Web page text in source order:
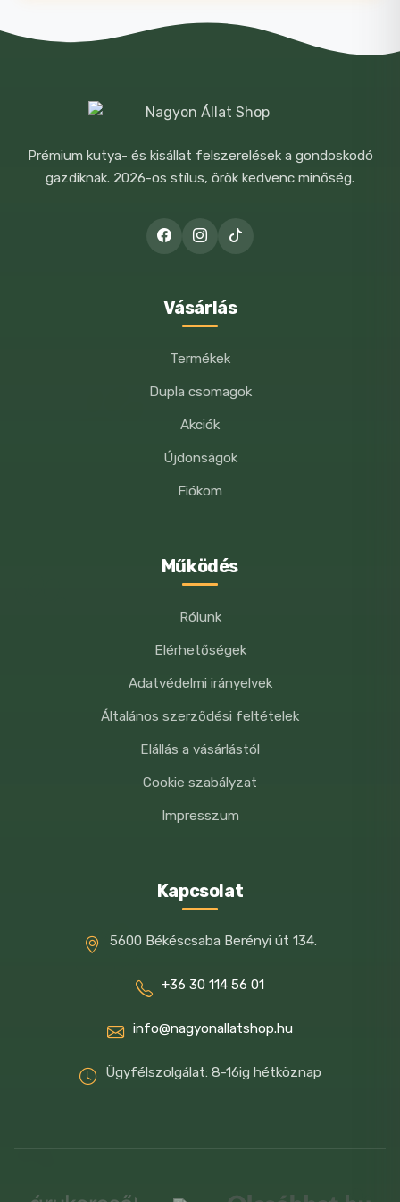
E-MAIL
A NEVEM, E-MAIL CÍMEM, ÉS
WEBOLDALCÍMEM MENTÉSE A
Prémium kutya- és kisállat felszerelések a gondoskodó
gazdiknak. 2026-os stílus, örök kedvenc minőség.
Vásárlás
Termékek
Dupla csomagok
Akciók
Újdonságok
Fiókom
Működés
Rólunk
Elérhetőségek
Adatvédelmi irányelvek
Általános szerződési feltételek
Elállás a vásárlástól
Cookie szabályzat
Impresszum
Kapcsolat
5600 Békéscsaba Berényi út 134.
+36 30 114 56 01
info@nagyonallatshop.hu
Ügyfélszolgálat: 8-16ig hétköznap